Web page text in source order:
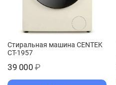
Стиральная машина CENTEK
CT-1957
39 000 ₽